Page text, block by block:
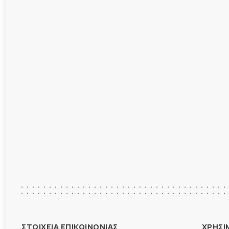
ΣΤΟΙΧΕΙΑ ΕΠΙΚΟΙΝΩΝΙΑΣ